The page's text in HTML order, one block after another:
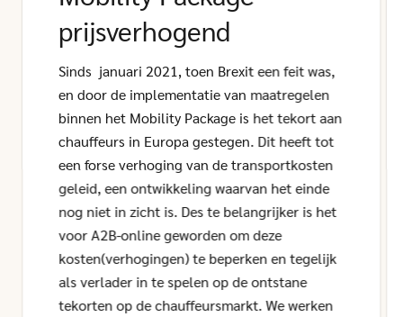
prijsverhogend
Sinds januari 2021, toen Brexit een feit was,
en door de implementatie van maatregelen
binnen het Mobility Package is het tekort aan
chauffeurs in Europa gestegen. Dit heeft tot
een forse verhoging van de transportkosten
geleid, een ontwikkeling waarvan het einde
nog niet in zicht is. Des te belangrijker is het
voor A2B-online geworden om deze
kosten(verhogingen) te beperken en tegelijk
als verlader in te spelen op de ontstane
tekorten op de chauffeursmarkt. We werken